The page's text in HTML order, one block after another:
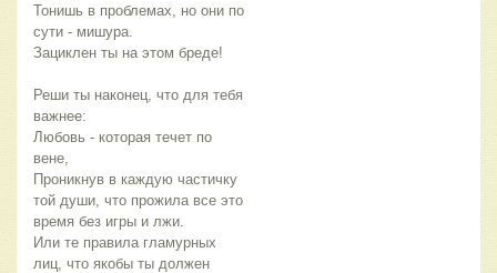
Тонишь в проблемах, но они по
сути - мишура.
Зациклен ты на этом бреде!
Реши ты наконец, что для тебя
важнее:
Любовь - которая течет по
вене,
Проникнув в каждую частичку
той души, что прожила все это
время без игры и лжи.
Или те правила гламурных
лиц, что якобы ты должен